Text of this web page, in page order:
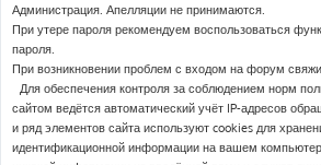
Администрация. Апелляции не принимаются.
При утере пароля рекомендуем воспользоваться
пароля.
При возникновении проблем с входом на форум
Для обеспечения контроля за соблюдением норм
сайтом ведётся автоматический учёт IP-адресов
и ряд элементов сайта используют cookies для
идентификационной информации на вашем